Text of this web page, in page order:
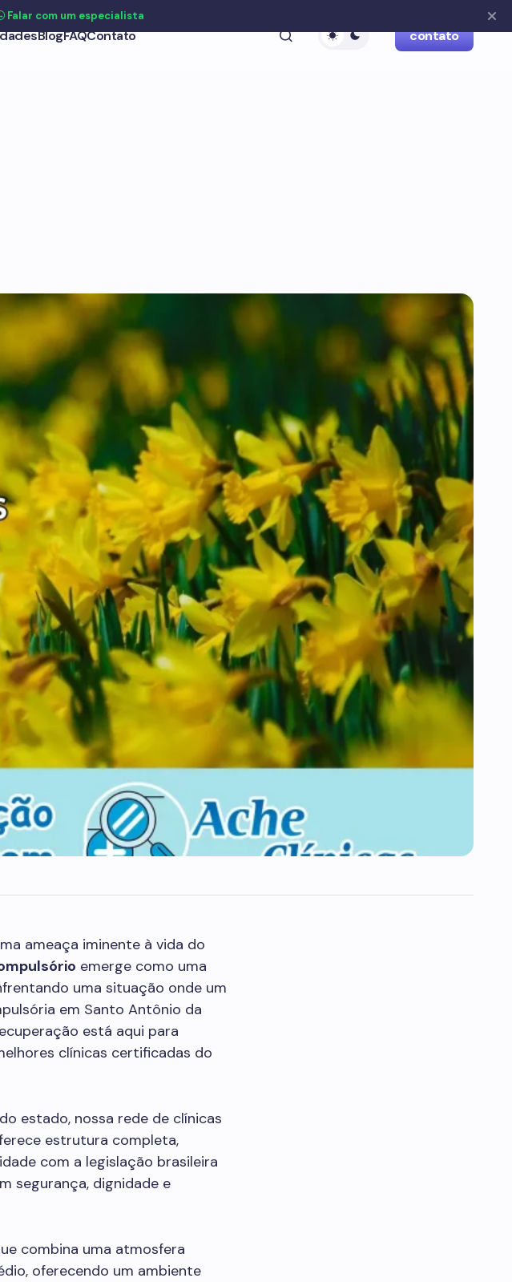
BlogFAQContato contato
ameaça iminente à vida do
emerge como uma
uma situação onde um
em Santo Antônio da
está aqui para
clínicas certificadas do
estado, nossa rede de clínicas
estrutura completa,
com a legislação brasileira
segurança, dignidade e
combina uma atmosfera
oferecendo um ambiente
Falar com um especialista